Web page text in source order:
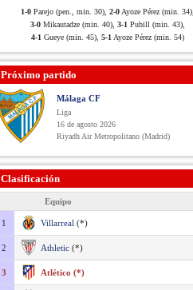
1-0 Parejo (pen., min. 30), 2-0 Ayoze Pérez (min. 34),
3-0 Mikautadze (min. 40), 3-1 Pubill (min. 43),
4-1 Gueye (min. 45), 5-1 Ayoze Pérez (min. 54)
Próximo partido
Málaga CF
Liga
16 de agosto 2026
Riyadh Air Metropolitano (Madrid)
Clasificación
Equipo
1 Villarreal (*)
2 Athletic (*)
3 Atlético (*)